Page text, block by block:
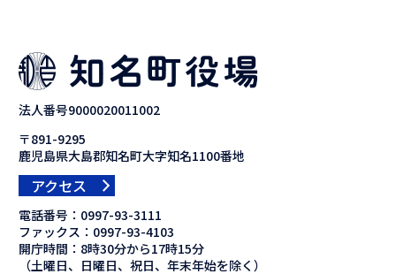
法人番号9000020011002
〒891-9295
鹿児島県大島郡知名町大字知名1100番地
アクセス
電話番号： 0997-93-3111
ファックス： 0997-93-4103
開庁時間：8時30分から17時15分
（土曜日、日曜日、祝日、年末年始を除く）